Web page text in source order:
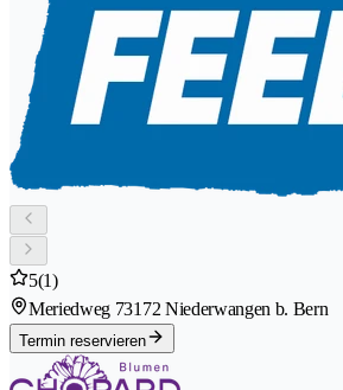
5(1)
Meriedweg 73172 Niederwangen b. Bern
Termin reservieren